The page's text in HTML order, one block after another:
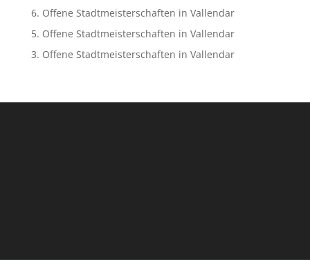
6. Offene Stadtmeisterschaften in Vallendar
5. Offene Stadtmeisterschaften in Vallendar
3. Offene Stadtmeisterschaften in Vallendar